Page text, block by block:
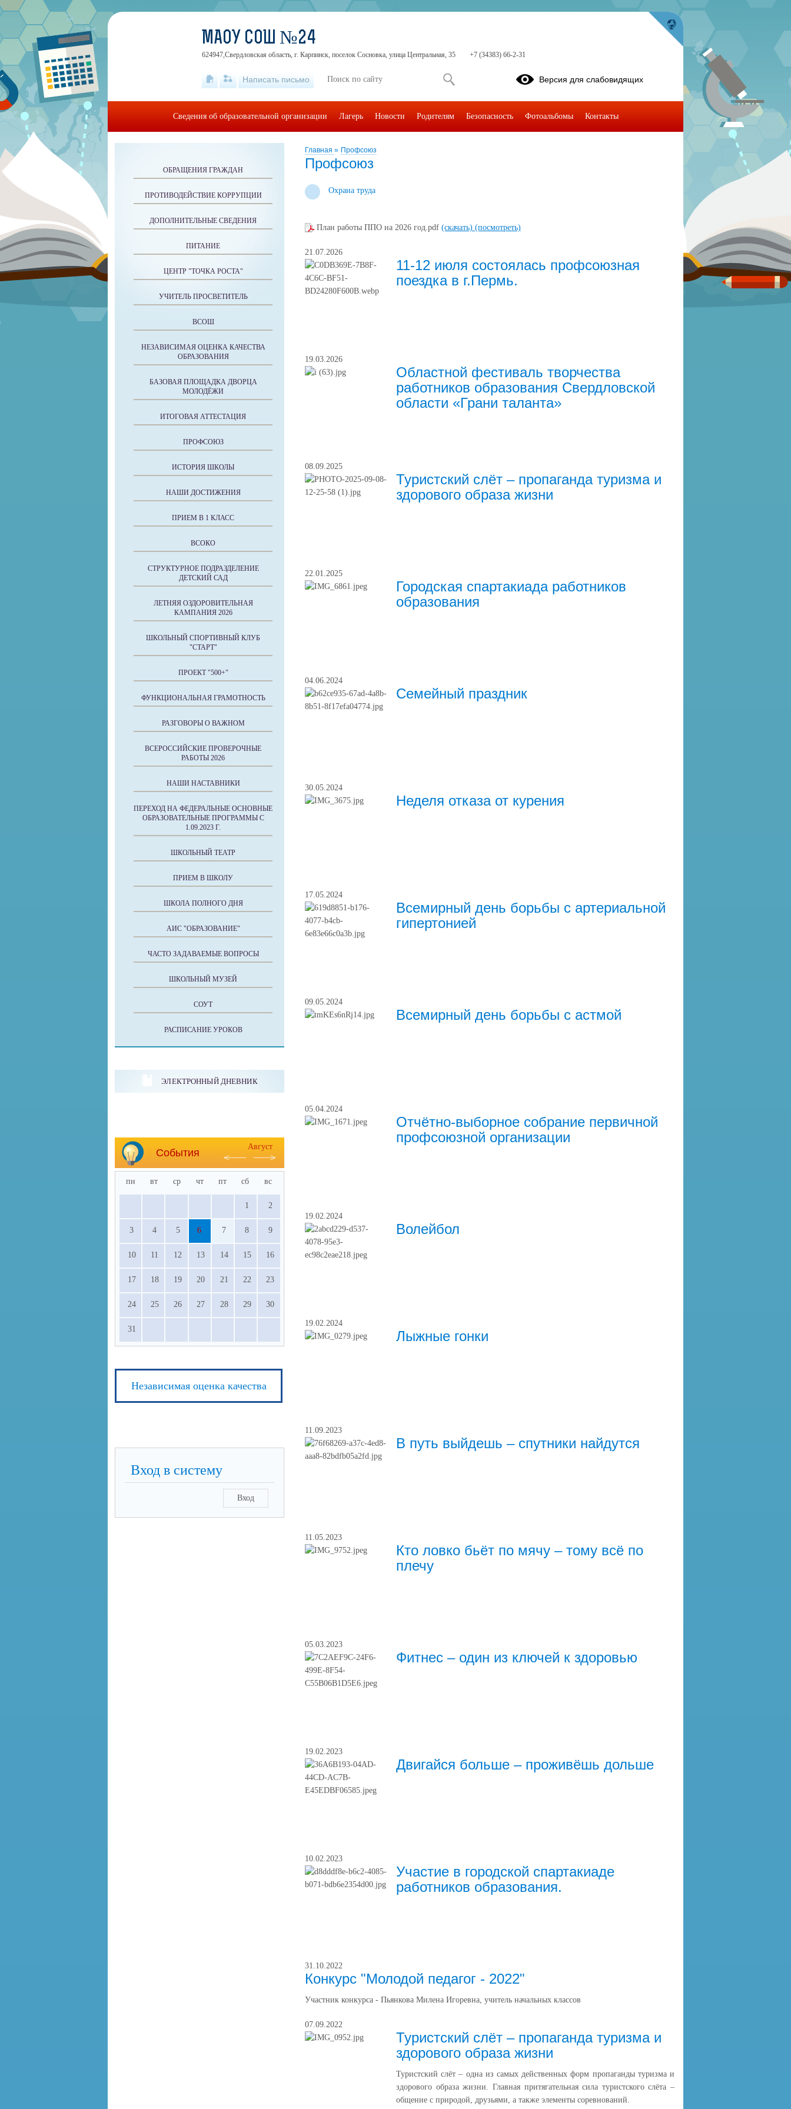
Главная » Профсоюз
Профсоюз
Охрана труда
План работы ППО на 2026 год.pdf (скачать) (посмотреть)
21.07.2026
11-12 июля состоялась профсоюзная
поездка в г.Пермь.
19.03.2026
Областной фестиваль творчества
работников образования Свердловской
области «Грани таланта»
08.09.2025
Туристский слёт – пропаганда туризма и
здорового образа жизни
22.01.2025
Городская спартакиада работников
образования
04.06.2024
Семейный праздник
30.05.2024
Неделя отказа от курения
17.05.2024
Всемирный день борьбы с артериальной
гипертонией
09.05.2024
Всемирный день борьбы с астмой
05.04.2024
Отчётно-выборное собрание первичной
профсоюзной организации
19.02.2024
Волейбол
19.02.2024
Лыжные гонки
11.09.2023
В путь выйдешь – спутники найдутся
11.05.2023
Кто ловко бьёт по мячу – тому всё по
плечу
05.03.2023
Фитнес – один из ключей к здоровью
19.02.2023
Двигайся больше – проживёшь дольше
10.02.2023
Участие в городской спартакиаде
работников образования.
31.10.2022
Конкурс "Молодой педагог - 2022"
Участник конкурса - Пьянкова Милена Игоревна, учитель начальных классов
07.09.2022
Туристский слёт – пропаганда туризма и
здорового образа жизни
Туристский слёт – одна из самых действенных форм пропаганды туризма и
здорового образа жизни. Главная притягательная сила туристского слёта –
общение с природой, друзьями, а также элементы соревнований.
ОБРАЩЕНИЯ ГРАЖДАН
ПРОТИВОДЕЙСТВИЕ КОРРУПЦИИ
ДОПОЛНИТЕЛЬНЫЕ СВЕДЕНИЯ
ПИТАНИЕ
ЦЕНТР "ТОЧКА РОСТА"
УЧИТЕЛЬ ПРОСВЕТИТЕЛЬ
ВСОШ
НЕЗАВИСИМАЯ ОЦЕНКА КАЧЕСТВА
ОБРАЗОВАНИЯ
БАЗОВАЯ ПЛОЩАДКА ДВОРЦА
МОЛОДЁЖИ
ИТОГОВАЯ АТТЕСТАЦИЯ
ПРОФСОЮЗ
ИСТОРИЯ ШКОЛЫ
НАШИ ДОСТИЖЕНИЯ
ПРИЕМ В 1 КЛАСС
ВСОКО
СТРУКТУРНОЕ ПОДРАЗДЕЛЕНИЕ
ДЕТСКИЙ САД
ЛЕТНЯЯ ОЗДОРОВИТЕЛЬНАЯ
КАМПАНИЯ 2026
ШКОЛЬНЫЙ СПОРТИВНЫЙ КЛУБ
"СТАРТ"
ПРОЕКТ "500+"
ФУНКЦИОНАЛЬНАЯ ГРАМОТНОСТЬ
РАЗГОВОРЫ О ВАЖНОМ
ВСЕРОССИЙСКИЕ ПРОВЕРОЧНЫЕ
РАБОТЫ 2026
НАШИ НАСТАВНИКИ
ПЕРЕХОД НА ФЕДЕРАЛЬНЫЕ ОСНОВНЫЕ
ОБРАЗОВАТЕЛЬНЫЕ ПРОГРАММЫ С
1.09.2023 Г.
ШКОЛЬНЫЙ ТЕАТР
ПРИЕМ В ШКОЛУ
ШКОЛА ПОЛНОГО ДНЯ
АИС "ОБРАЗОВАНИЕ"
ЧАСТО ЗАДАВАЕМЫЕ ВОПРОСЫ
ШКОЛЬНЫЙ МУЗЕЙ
СОУТ
РАСПИСАНИЕ УРОКОВ
ЭЛЕКТРОННЫЙ ДНЕВНИК
События
Август
пн вт ср чт пт сб вс
1 2
3 4 5 6 7 8 9
10 11 12 13 14 15 16
17 18 19 20 21 22 23
24 25 26 27 28 29 30
31
Независимая оценка качества
Вход в систему
Вход
МАОУ СОШ №24
624947,Свердловская область, г. Карпинск, поселок Сосновка, улица Центральная, 35 +7 (34383) 66-2-31
Написать письмо Версия для слабовидящих
Сведения об образовательной организации Лагерь Новости Родителям Безопасность Фотоальбомы Контакты